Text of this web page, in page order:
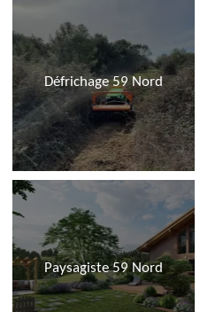
Défrichage 59 Nord
Paysagiste 59 Nord